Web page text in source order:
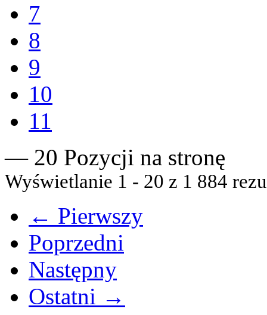
7
8
9
10
11
— 20 Pozycji na stronę
Wyświetlanie 1 - 20 z 1 884
← Pierwszy
Poprzedni
Następny
Ostatni →